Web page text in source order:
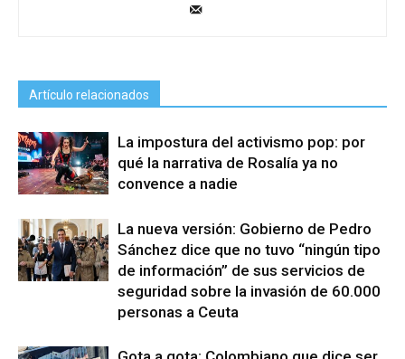
Artículo relacionados
La impostura del activismo pop: por
qué la narrativa de Rosalía ya no
convence a nadie
La nueva versión: Gobierno de Pedro
Sánchez dice que no tuvo “ningún tipo
de información” de sus servicios de
seguridad sobre la invasión de 60.000
personas a Ceuta